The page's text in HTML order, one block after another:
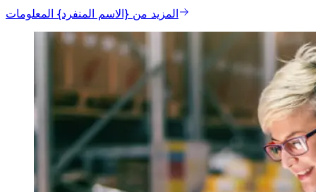
المزيد من {الاسم المنفرد} المعلومات